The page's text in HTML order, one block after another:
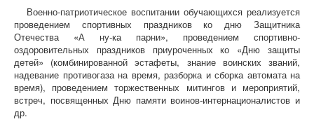
Военно-патриотическое воспитании обучающихся реализуется
проведением спортивных праздников ко дню Защитника
Отечества «А ну-ка парни», проведением спортивно-
оздоровительных праздников приуроченных ко «Дню защиты
детей» (комбинированной эстафеты, знание воинских званий,
надевание противогаза на время, разборка и сборка автомата на
время), проведением торжественных митингов и мероприятий,
встреч, посвященных Дню памяти воинов-интернационалистов и
др.